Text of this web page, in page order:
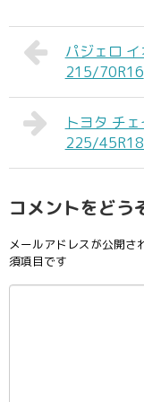
パジェロ イ
215/70R16
トヨタ チ
225/
コメントをどう
メールアドレスが公開さ
須項目です